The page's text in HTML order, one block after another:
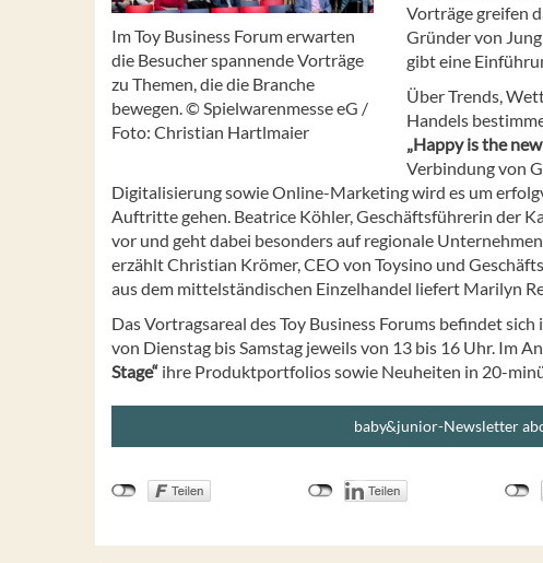
Im Toy Business Forum erwarten
die Besucher spannende Vorträge
zu Themen, die die Branche
bewegen. © Spielwarenmesse eG /
Foto: Christian Hartlmaier
Vorträge greifen
Gründer von
gibt eine
Über Trends,
Handels
„Happy is the
Verbindung von
Digitalisierung sowie Online-Marketing wird es um
Auftritte gehen. Beatrice Köhler, Geschäftsführerin der
vor und geht dabei besonders auf regionale
erzählt Christian Krömer, CEO von Toysino und
aus dem mittelständischen Einzelhandel liefert Marilyn
Das Vortragsareal des Toy Business Forums befindet sich
von Dienstag bis Samstag jeweils von 13 bis 16 Uhr. Im
Stage“ ihre Produktportfolios sowie Neuheiten in 20-
baby&junior-Newsletter